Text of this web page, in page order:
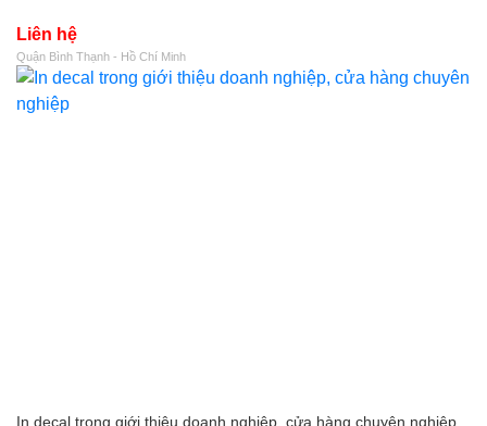
Liên hệ
Quận Bình Thạnh - Hồ Chí Minh
In decal trong giới thiệu doanh nghiệp, cửa hàng chuyên nghiệp